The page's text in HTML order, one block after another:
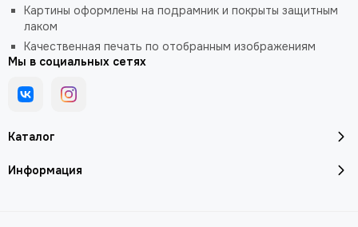
Каталог
Информация
Картины оформлены на подрамник и покрыты защитным
лаком
Качественная печать по отобранным изображениям
Мы в социальных сетях